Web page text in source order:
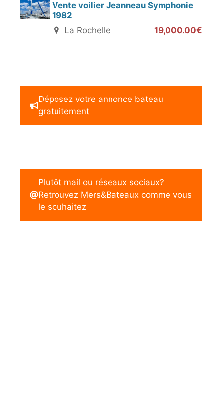
Vente voilier Jeanneau Symphonie
1982
La Rochelle
19,000.00€
Déposez votre annonce bateau
gratuitement
Plutôt mail ou réseaux sociaux?
Retrouvez Mers&Bateaux comme vous
le souhaitez